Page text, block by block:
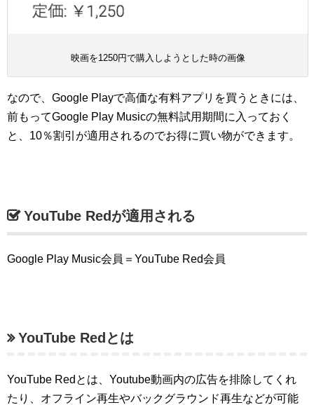
映画を1250円で購入しようとした時の画像
なので、Google Playで高価な有料アプリを買うときには、
前もってGoogle Play Musicの無料試用期間に入っておく
と、10％割引が適用されるのでお得に買い物ができます。
YouTube Redが適用される
Google Play Music会員＝YouTube Red会員
YouTube Redとは
YouTube Redとは、Youtube動画内の広告を排除してくれ
たり、オフライン再生やバックグラウンド再生などが可能